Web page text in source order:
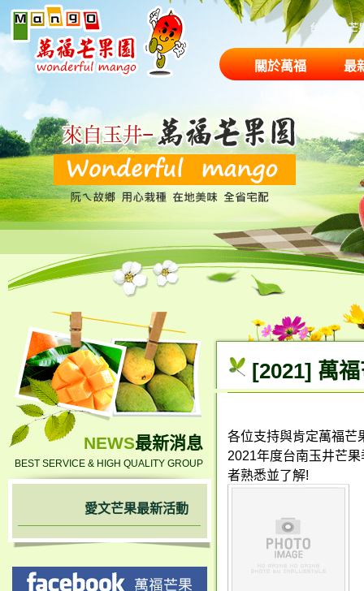
台南玉井芒
關於萬福 最
NEWS最新消息
BEST SERVICE & HIGH QUALITY GROUP
愛文芒果最新活動
[2021] 萬
各位支持與肯定萬福芒
2021年度台南玉井芒
者熟悉並了解!